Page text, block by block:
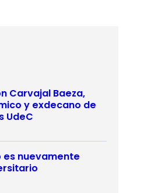
Carvajal Baeza,
y exdecano de
UdeC
es nuevamente